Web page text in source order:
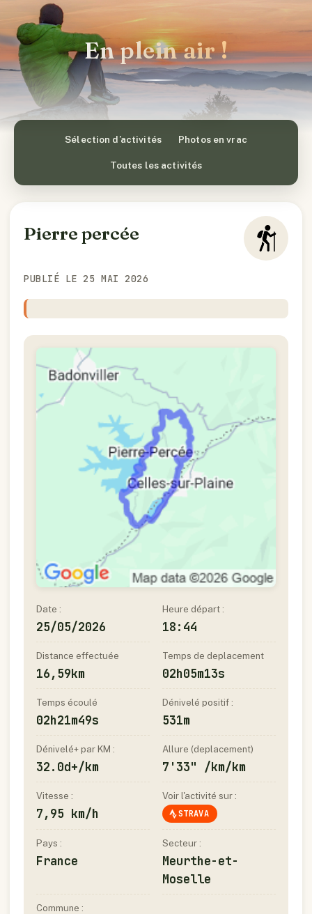
En plein air !
Sélection d’activités Photos en vrac
Toutes les activités
Pierre percée
PUBLIÉ LE 25 MAI 2026
Date :
25/05/2026
Heure départ :
18:44
Distance effectuée
16,59km
Temps de deplacement
02h05m13s
Temps écoulé
02h21m49s
Dénivelé positif :
531m
Dénivelé+ par KM :
32.0d+/km
Allure (deplacement)
7'33" /km/km
Vitesse :
7,95 km/h
Voir l'activité sur :
STRAVA
Pays :
France
Secteur :
Meurthe-et-
Moselle
Commune :